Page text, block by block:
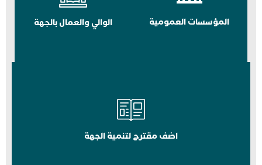
المؤسسات العمومية الوالي والعمال بالجهة
اضف مقترح لتنمية الجهة